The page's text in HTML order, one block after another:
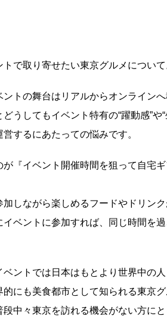
で取り寄せたい東京グルメについて
トの舞台はリアルからオンラインへ
うしてもイベント特有の“躍動感”や
するにあたっての悩みです。
『イベント開催時間を狙って自宅
しながら楽しめるフードやドリンク
ベントに参加すれば、同じ時間を
ベントでは日本はもとより世界中の
的にも美食都市として知られる東京
段中々東京を訪れる機会がない方に